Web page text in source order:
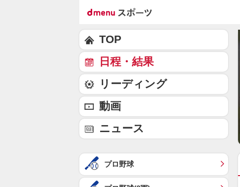
TOP
日程・結果
リーディング
動画
ニュース
プロ野球